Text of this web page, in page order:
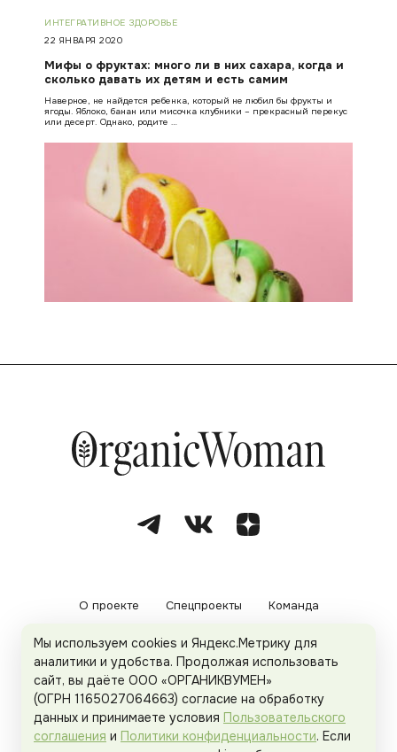
ИНТЕГРАТИВНОЕ ЗДОРОВЬЕ
22 ЯНВАРЯ 2020
Мифы о фруктах: много ли в них сахара, когда и
сколько давать их детям и есть самим
Наверное, не найдется ребенка, который не любил бы фрукты и
ягоды. Яблоко, банан или мисочка клубники – прекрасный перекус
или десерт. Однако, родите …
О проекте Спецпроекты Команда
Рекламодателям Политика конфиденциальности
Пользовательское соглашение
Мы используем cookies и Яндекс.Метрику для
аналитики и удобства. Продолжая использовать
сайт, вы даёте ООО «ОРГАНИКВУМЕН»
(ОГРН 1165027064663) согласие на обработку
данных и принимаете условия Пользовательского
соглашения и Политики конфиденциальности. Если